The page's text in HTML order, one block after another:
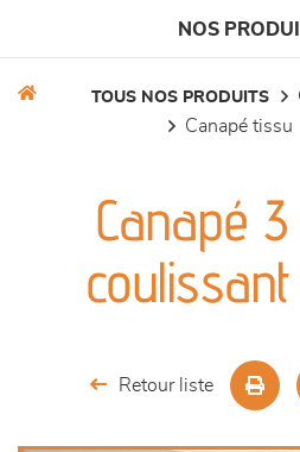
NOS
séjours
meubles de complément
TOUS NOS PRODUITS
canapé tissu
Canapé
Retour liste